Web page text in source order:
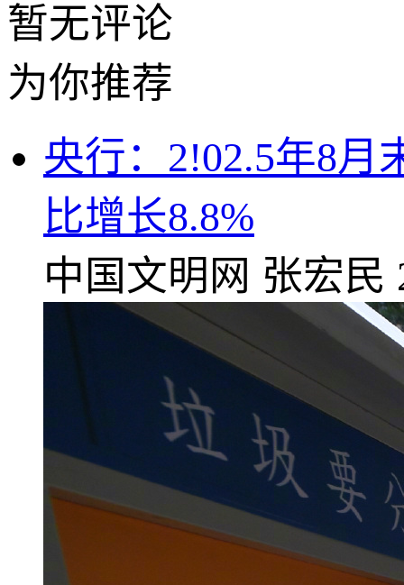
暂无评论
为你推荐
央行：2!02.5年8月
比增长8.8%
中国文明网 张宏民